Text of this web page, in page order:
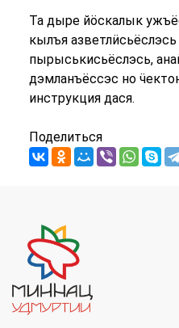
Та дыре йӧскалык
кылъя
пырыськисьёслэсь,
дэмланъёссэс но
инструкция дася.
Поделиться